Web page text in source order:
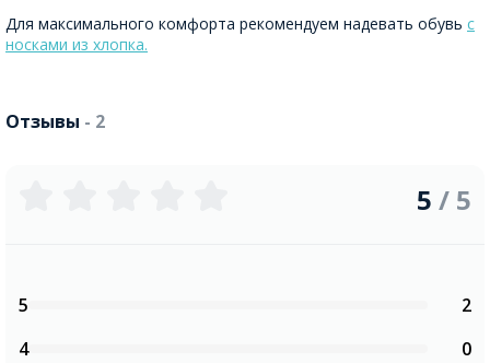
Для максимального комфорта рекомендуем надевать обувь с
носками из хлопка.
Отзывы - 2
5 / 5
5
2
4
0